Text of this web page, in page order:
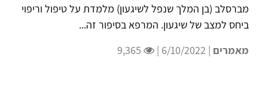
מברסלב (בן המלך שנפל לשיגעון) מלמדת על טיפול וריפוי
ביחס למצב של שיגעון. המרפא בסיפור זה...
מאמרים | 6/10/2022 |